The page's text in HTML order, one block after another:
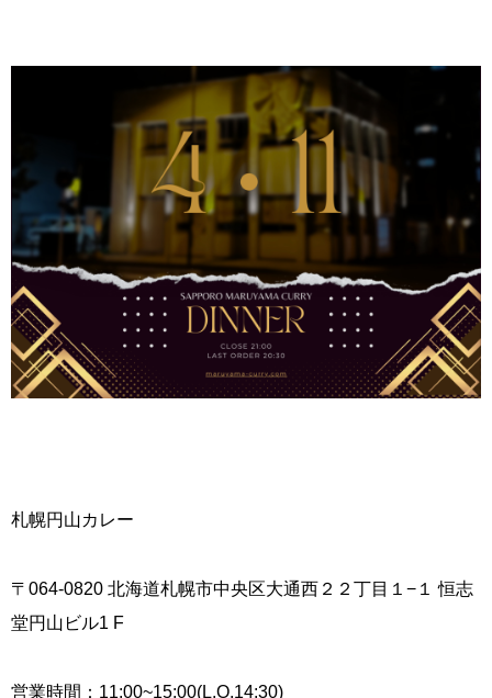
札幌円山カレー
〒064-0820 北海道札幌市中央区大通西２２丁目１−１ 恒志
堂円山ビル1 F
営業時間：11:00~15:00(L.O.14:30)